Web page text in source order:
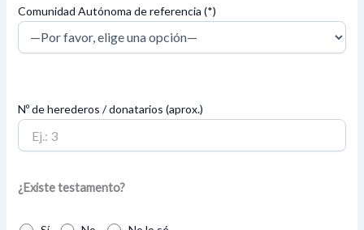
Comunidad Autónoma de referencia (*)
Nº de herederos / donatarios (aprox.)
¿Existe testamento?